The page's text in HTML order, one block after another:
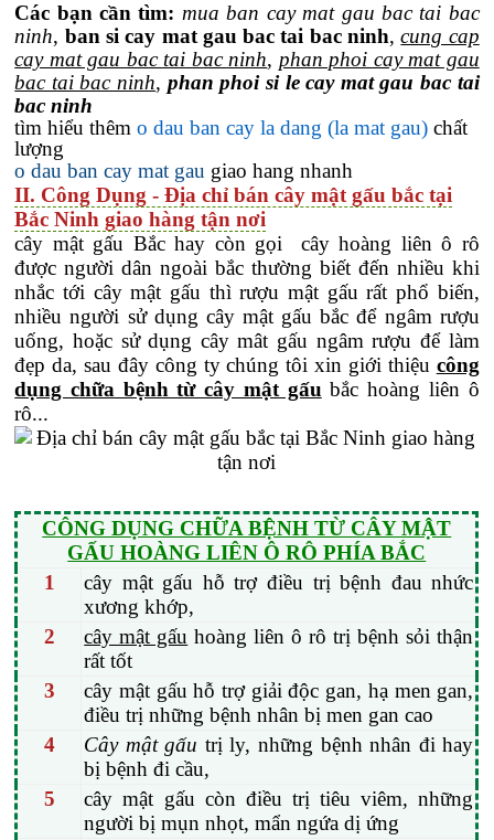
Các bạn cần tìm: mua ban cay mat gau bac tai bac
ninh, ban si cay mat gau bac tai bac ninh,cung cap
cay mat gau bac tai bac ninh, phan phoi cay mat gau
bac tai bac ninh, phan phoi si le cay mat gau bac tai
bac ninh
tìm hiểu thêmo dau ban cay la dang (la mat gau) chất
lượng
o dau ban cay mat gau giao hang nhanh
II. Công Dụng - Địa chỉ bán cây mật gấu bắc tại
Bắc Ninh giao hàng tận nơi
cây mật gấu Bắc hay còn gọi cây hoàng liên ô rô
được người dân ngoài bắc thường biết đến nhiều khi
nhắc tới cây mật gấu thì rượu mật gấu rất phổ biến,
nhiều người sử dụng cây mật gấu bắc để ngâm rượu
uống, hoặc sử dụng cây mât gấu ngâm rượu để làm
đẹp da, sau đây công ty chúng tôi xin giới thiệu công
dụng chữa bệnh từ cây mật gấu bắc hoàng liên ô
rô...
CÔNG DỤNG CHỮA BỆNH TỪ CÂY MẬT
GẤU HOÀNG LIÊN Ô RÔ PHÍA BẮC
1
cây mật gấu hỗ trợ điều trị bệnh đau nhức
xương khớp,
2
cây mật gấu hoàng liên ô rô trị bệnh sỏi thận
rất tốt
3
cây mật gấu hỗ trợ giải độc gan, hạ men gan,
điều trị những bệnh nhân bị men gan cao
4
Cây mật gấu trị ly, những bệnh nhân đi hay
bị bệnh đi cầu,
5
cây mật gấu còn điều trị tiêu viêm, những
người bị mụn nhọt, mẩn ngứa dị ứng